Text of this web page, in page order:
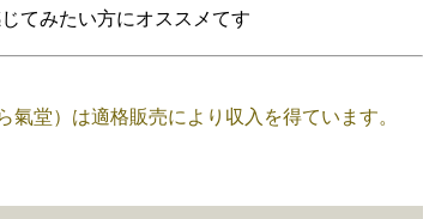
てみたい方にオススメてす
堂）は適格販売により収入を得ています。